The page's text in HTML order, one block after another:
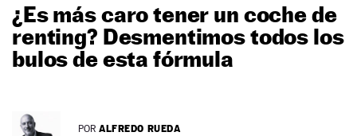
MOTOS
TECNOLOGÍA
SUPERCOCHES
SERVICIOS
¿Es más caro tener un coche de
renting? Desmentimos todos los
bulos de esta fórmula
POR ALFREDO RUEDA